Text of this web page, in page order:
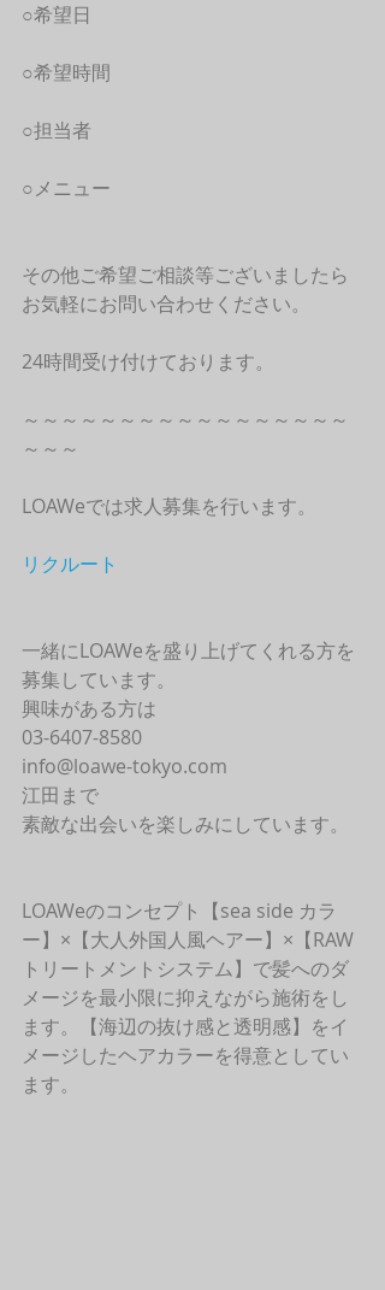
○希望日
○希望時間
○担当者
○メニュー
その他ご希望ご相談等ございましたら
お気軽にお問い合わせください。
24時間受け付けております。
～～～～～～～～～～～～～～～～～
～～～
LOAWeでは求人募集を行います。
リクルート
一緒にLOAWeを盛り上げてくれる方を
募集しています。
興味がある方は
03-6407-8580
info@loawe-tokyo.com
江田まで
素敵な出会いを楽しみにしています。
LOAWeのコンセプト【sea side カラ
ー】×【大人外国人風ヘアー】×【RAW
トリートメントシステム】で髪へのダ
メージを最小限に抑えながら施術をし
ます。【海辺の抜け感と透明感】をイ
メージしたヘアカラーを得意としてい
ます。